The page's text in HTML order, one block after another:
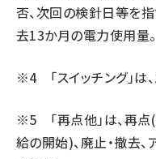
否、次回の検針日等を
去13か月の電力使用量。
※4 「スイッチング」は
※5 「再点他」は、再
給の開始)、廃止・撤去